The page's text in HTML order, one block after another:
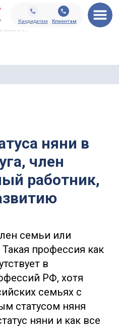
няни в
член
работник,
семьи или
профессия как
в
РФ, хотя
семьях с
статусом няня
няни и как все